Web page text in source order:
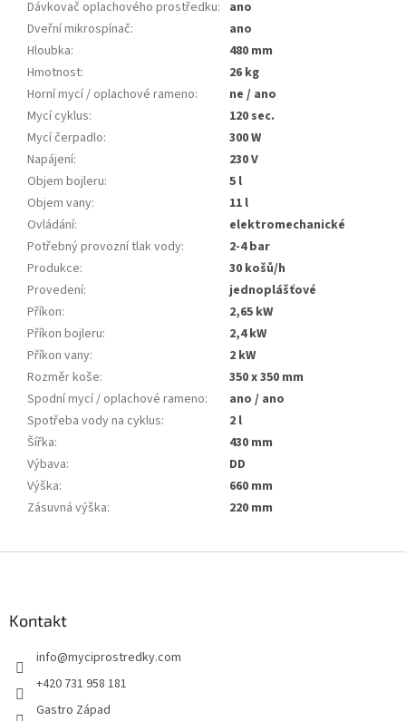
Dávkovač oplachového prostředku: ano
Dveřní mikrospínač:
ano
Hloubka:
480 mm
Hmotnost:
26 kg
Horní mycí / oplachové rameno:
ne / ano
Mycí cyklus:
120 sec.
Mycí čerpadlo:
300 W
Napájení:
230 V
Objem bojleru:
5 l
Objem vany:
11 l
Ovládání:
elektromechanické
Potřebný provozní tlak vody:
2-4 bar
Produkce:
30 košů/h
Provedení:
jednoplášťové
Příkon:
2,65 kW
Příkon bojleru:
2,4 kW
Příkon vany:
2 kW
Rozměr koše:
350 x 350 mm
Spodní mycí / oplachové rameno:
ano / ano
Spotřeba vody na cyklus:
2 l
Šířka:
430 mm
Výbava:
DD
Výška:
660 mm
Zásuvná výška: 220 mm
Kontakt
info@myciprostredky.com
+420 731 958 181
Gastro Západ